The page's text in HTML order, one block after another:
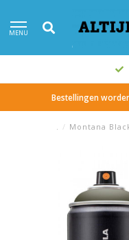
MENU
Bestellingen
. / Montana